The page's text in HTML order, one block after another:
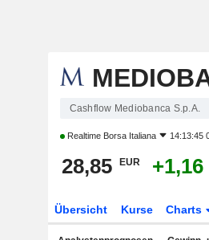
Cashflow Mediobanca S.p.A.
Realtime Borsa Italiana 14:13:45
28,85 EUR +1,16
Übersicht Kurse Charts